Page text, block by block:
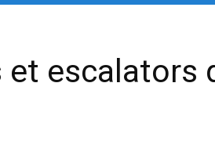
et escalators